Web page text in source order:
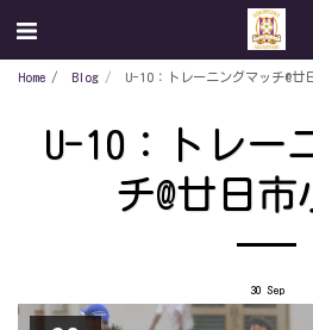
Home Blog U-10：トレーニングマッチ@廿
U-10：トレー
チ@廿日
30Sep